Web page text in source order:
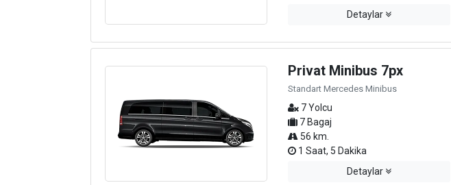
Detaylar
Privat Minibus 7px
Standart Mercedes Minibus
7 Yolcu
7 Bagaj
56 km.
1 Saat, 5 Dakika
Detaylar